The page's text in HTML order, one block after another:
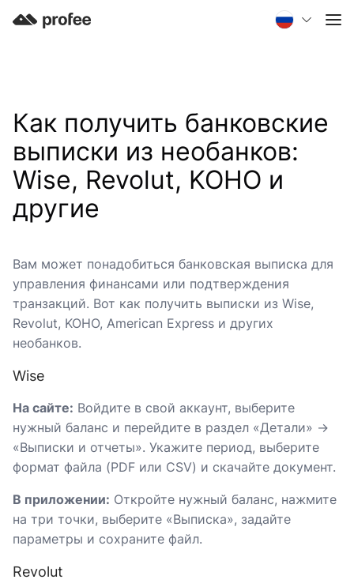
Как получить банковские
выписки из необанков:
Wise, Revolut, KOHO и
другие
Вам может понадобиться банковская выписка для
управления финансами или подтверждения
транзакций. Вот как получить выписки из Wise,
Revolut, KOHO, American Express и других
необанков.
Wise
На сайте: Войдите в свой аккаунт, выберите
нужный баланс и перейдите в раздел «Детали» →
«Выписки и отчеты». Укажите период, выберите
формат файла (PDF или CSV) и скачайте документ.
В приложении: Откройте нужный баланс, нажмите
на три точки, выберите «Выписка», задайте
параметры и сохраните файл.
Revolut